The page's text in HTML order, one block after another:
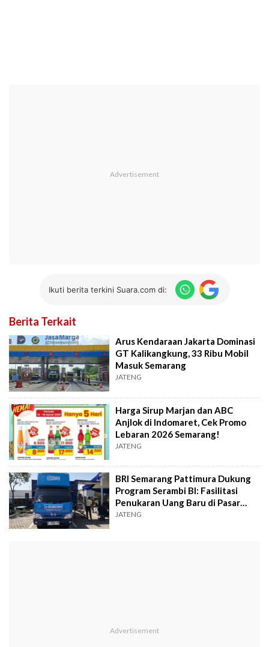
Ikuti berita terkini Suara.com di:
Berita Terkait
Arus Kendaraan Jakarta Dominasi
GT Kalikangkung, 33 Ribu Mobil
Masuk Semarang
JATENG
Harga Sirup Marjan dan ABC
Anjlok di Indomaret, Cek Promo
Lebaran 2026 Semarang!
JATENG
BRI Semarang Pattimura Dukung
Program Serambi BI: Fasilitasi
Penukaran Uang Baru di Pasar
Modern BSB
JATENG